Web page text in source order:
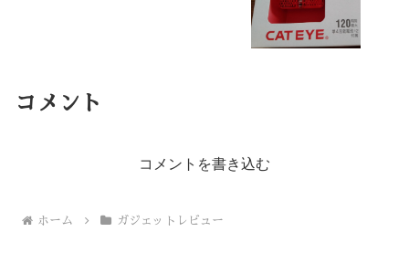
コメント
コメントを書き込む
ホーム ガジェットレビュー